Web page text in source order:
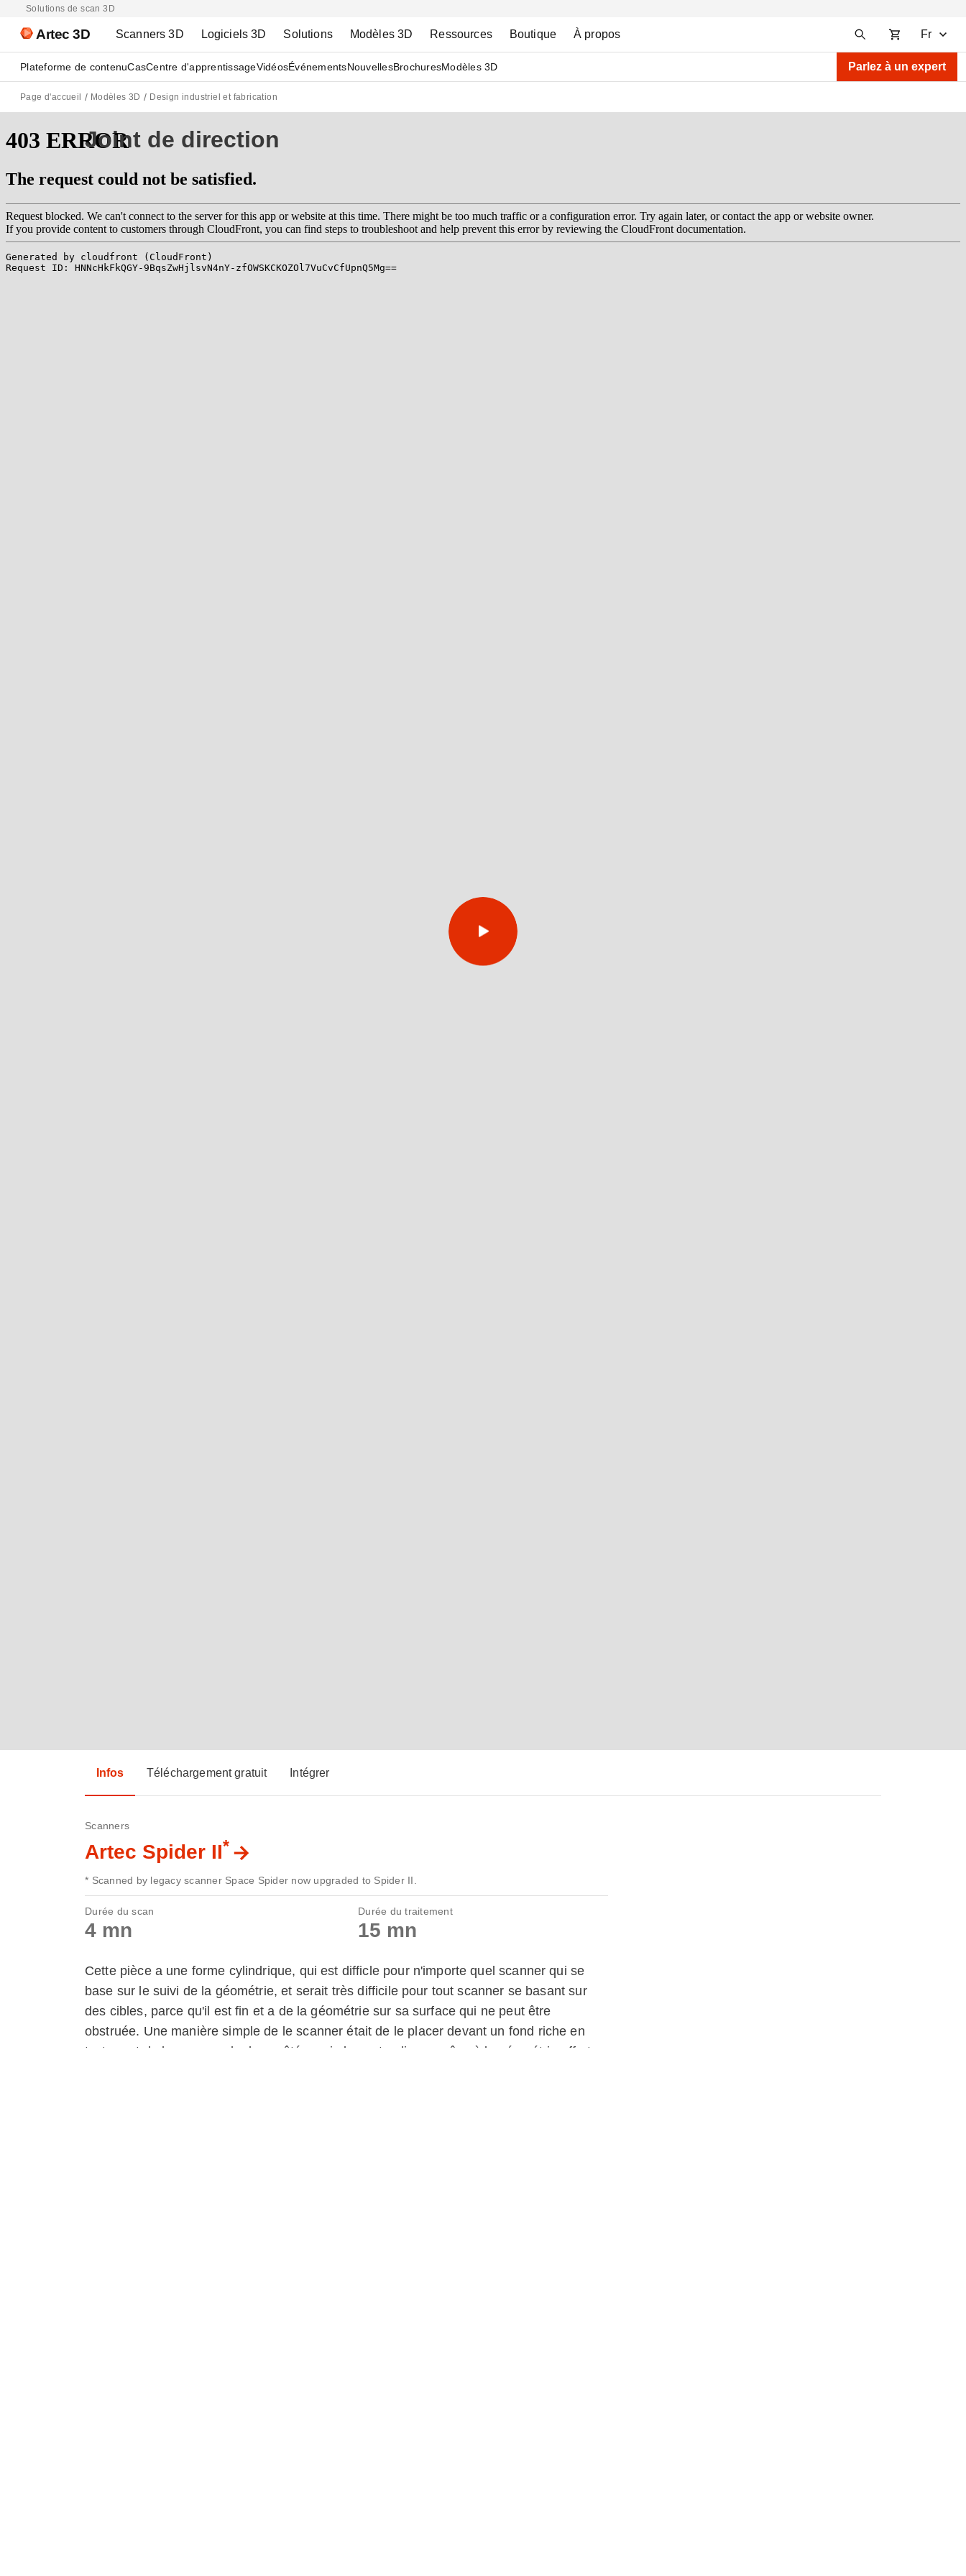
Solutions de scan 3D
Artec 3D Scanners 3D Logiciels 3D Solutions Modèles 3D Ressources Boutique À propos Fr
Plateforme de contenuCasCentre d'apprentissageVidéosÉvénementsNouvellesBrochuresModèles 3D Parlez à un expert
Page d'accueil Modèles 3D Design industriel et fabrication
Joint de direction
Infos Téléchargement gratuit Intégrer
Scanners
Artec Spider II*
* Scanned by legacy scanner Space Spider now upgraded to Spider II.
Durée du scan
4 mn
Durée du traitement
15 mn
Cette pièce a une forme cylindrique, qui est difficle pour n'importe quel scanner qui se
base sur le suivi de la géométrie, et serait très difficile pour tout scanner se basant sur
des cibles, parce qu'il est fin et a de la géométrie sur sa surface qui ne peut être
obstruée. Une manière simple de le scanner était de le placer devant un fond riche en
texture et de le scanner de deux côtés, puis les auto-aligner grâce à la géométrie offerte